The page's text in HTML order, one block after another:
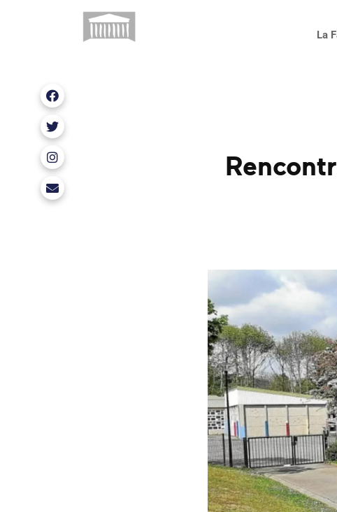
La
Nous retrouver sur Facebook
Nous retrouver sur X
Nous retrouver sur Instagram
erwan.balanant@assemblee-nationale.fr